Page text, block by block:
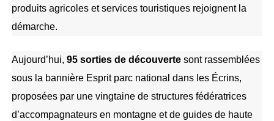
produits agricoles et services touristiques rejoignent la
démarche.
Aujourd’hui, 95 sorties de découverte sont rassemblées
sous la bannière Esprit parc national dans les Écrins,
proposées par une vingtaine de structures fédératrices
d’accompagnateurs en montagne et de guides de haute